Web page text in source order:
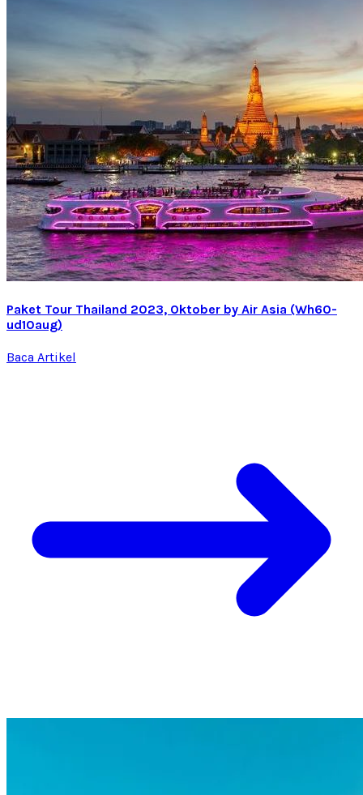
Paket Tour Thailand 2023, Oktober by Air Asia (Wh60-
ud10aug)
Baca Artikel